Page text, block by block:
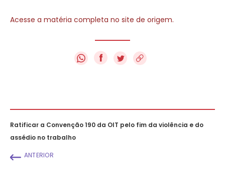
Acesse a matéria completa no site de origem.
f
Ratificar a Convenção 190 da OIT pelo fim da violência e do
assédio no trabalho
ANTERIOR